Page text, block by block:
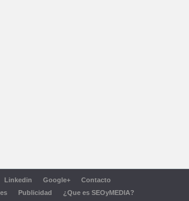
Linkedin Google+
Contacto
Publicidad ¿Que es SEOyMEDIA?